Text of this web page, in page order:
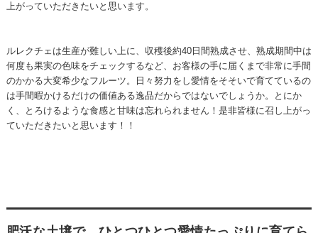
上がっていただきたいと思います。
ルレクチェは生産が難しい上に、収穫後約40日間熟成させ、熟成期間中は
何度も果実の色味をチェックするなど、お客様の手に届くまで非常に手間
のかかる大変希少なフルーツ。日々努力をし愛情をそそいで育てているの
は手間暇かけるだけの価値ある逸品だからではないでしょうか。とにか
く、とろけるような食感と甘味は忘れられません！是非皆様に召し上がっ
ていただきたいと思います！！